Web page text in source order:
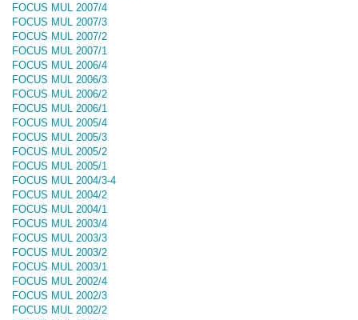
FOCUS MUL 2007/4
FOCUS MUL 2007/3
FOCUS MUL 2007/2
FOCUS MUL 2007/1
FOCUS MUL 2006/4
FOCUS MUL 2006/3
FOCUS MUL 2006/2
FOCUS MUL 2006/1
FOCUS MUL 2005/4
FOCUS MUL 2005/3
FOCUS MUL 2005/2
FOCUS MUL 2005/1
FOCUS MUL 2004/3-4
FOCUS MUL 2004/2
FOCUS MUL 2004/1
FOCUS MUL 2003/4
FOCUS MUL 2003/3
FOCUS MUL 2003/2
FOCUS MUL 2003/1
FOCUS MUL 2002/4
FOCUS MUL 2002/3
FOCUS MUL 2002/2